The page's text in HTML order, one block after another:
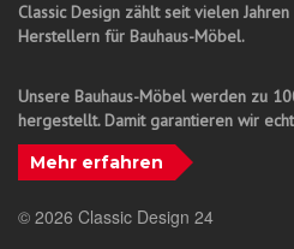
Classic Design zählt seit vielen
Herstellern für Bauhaus-Möbel.
Unsere Bauhaus-Möbel werden zu
hergestellt. Damit garantieren wir
Mehr erfahren
© 2026 Classic Design 24